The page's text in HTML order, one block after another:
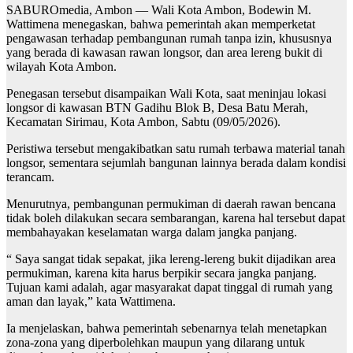
SABUROmedia, Ambon — Wali Kota Ambon, Bodewin M.
Wattimena menegaskan, bahwa pemerintah akan memperketat
pengawasan terhadap pembangunan rumah tanpa izin, khususnya
yang berada di kawasan rawan longsor, dan area lereng bukit di
wilayah Kota Ambon.
Penegasan tersebut disampaikan Wali Kota, saat meninjau lokasi
longsor di kawasan BTN Gadihu Blok B, Desa Batu Merah,
Kecamatan Sirimau, Kota Ambon, Sabtu (09/05/2026).
Peristiwa tersebut mengakibatkan satu rumah terbawa material tanah
longsor, sementara sejumlah bangunan lainnya berada dalam kondisi
terancam.
Menurutnya, pembangunan permukiman di daerah rawan bencana
tidak boleh dilakukan secara sembarangan, karena hal tersebut dapat
membahayakan keselamatan warga dalam jangka panjang.
“ Saya sangat tidak sepakat, jika lereng‑lereng bukit dijadikan area
permukiman, karena kita harus berpikir secara jangka panjang.
Tujuan kami adalah, agar masyarakat dapat tinggal di rumah yang
aman dan layak,” kata Wattimena.
Ia menjelaskan, bahwa pemerintah sebenarnya telah menetapkan
zona‑zona yang diperbolehkan maupun yang dilarang untuk